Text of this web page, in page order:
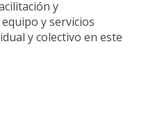
y
y servicios
y colectivo en este